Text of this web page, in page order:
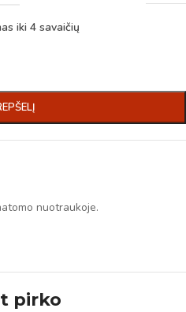
iki 4 savaičių
nuotraukoje.
pirko